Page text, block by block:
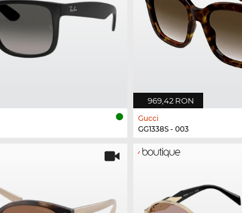
969,42 RON
Gucci
GG1338S - 003